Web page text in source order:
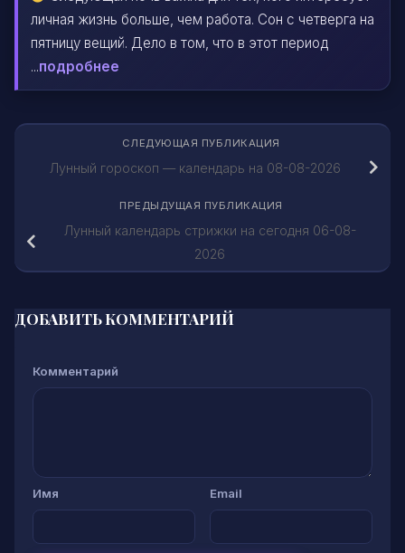
личная жизнь больше, чем работа. Сон с четверга на
пятницу вещий. Дело в том, что в этот период
...подробнее
СЛЕДУЮЩАЯ ПУБЛИКАЦИЯ
Лунный гороскоп — календарь на 08-08-2026
ПРЕДЫДУЩАЯ ПУБЛИКАЦИЯ
Лунный календарь стрижки на сегодня 06-08-
2026
ДОБАВИТЬ КОММЕНТАРИЙ
Комментарий
Имя Email